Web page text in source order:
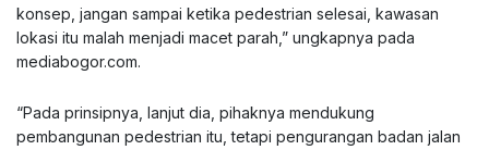
konsep, jangan sampai ketika pedestrian selesai, kawasan
lokasi itu malah menjadi macet parah,” ungkapnya pada
mediabogor.com.
“Pada prinsipnya, lanjut dia, pihaknya mendukung
pembangunan pedestrian itu, tetapi pengurangan badan jalan